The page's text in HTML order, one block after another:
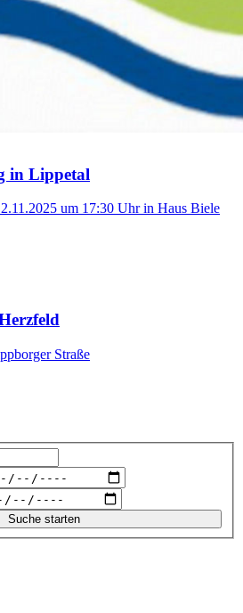
in Lippetal
um 17:30 Uhr in Haus Biele
Straße